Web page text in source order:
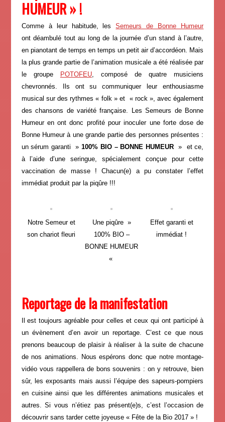
HUMEUR » !
Comme à leur habitude, lesSemeurs de Bonne Humeur
ont déambulé tout au long de la journée d’un stand à l’autre,
en pianotant de temps en temps un petit air d’accordéon. Mais
la plus grande partie de l’animation musicale a été réalisée par
le groupe
POTOFEU, composé de quatre musiciens
chevronnés. Ils ont su communiquer leur enthousiasme
musical sur des rythmes « folk » et « rock », avec également
des chansons de variété française. Les Semeurs de Bonne
Humeur en ont donc profité pour inoculer une forte dose de
Bonne Humeur à une grande partie des personnes présentes :
un sérum garanti »100% BIO – BONNE HUMEUR » et ce,
à l’aide d’une seringue, spécialement conçue pour cette
vaccination de masse ! Chacun(e) a pu constater l’effet
immédiat produit par la piqûre !!!
Notre Semeur et
son chariot fleuri
Une piqûre »
100% BIO –
BONNE HUMEUR
«
Effet garanti et
immédiat !
Reportage de la manifestation
Il est toujours agréable pour celles et ceux qui ont participé à
un évènement d’en avoir un reportage. C’est ce que nous
prenons beaucoup de plaisir à réaliser à la suite de chacune
de nos animations. Nous espérons donc que notre montage-
vidéo vous rappellera de bons souvenirs : on y retrouve, bien
sûr, les exposants mais aussi l’équipe des sapeurs-pompiers
en cuisine ainsi que les différentes animations musicales et
autres. Si vous n’étiez pas présent(e)s, c’est l’occasion de
découvrir sans tarder cette joyeuse « Fête de la Bio 2017 » !